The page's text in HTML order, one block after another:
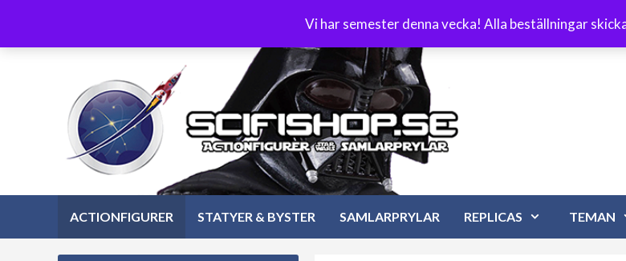
Vi har semester denna vecka! Alla beställningar
innehåll
Öppet köp 30 dagar Frakt 89 kr
ACTIONFIGURER STATYER & BYSTER SAMLARPRYLAR REPLICAS TEMAN